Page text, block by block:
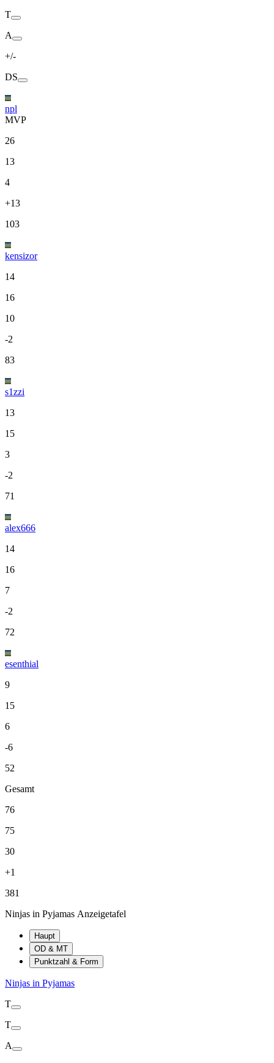
T
A
+/-
DS
npl
MVP
26
13
4
+13
103
kensizor
14
16
10
-2
83
s1zzi
13
15
3
-2
71
alex666
14
16
7
-2
72
esenthial
9
15
6
-6
52
Gesamt
76
75
30
+1
381
Ninjas in Pyjamas Anzeigetafel
Haupt
OD & MT
Punktzahl & Form
Ninjas in Pyjamas
T
T
A